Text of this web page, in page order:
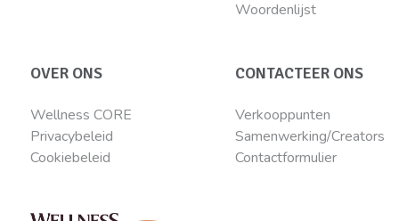
Woordenlijst
OVER ONS
Wellness CORE
Privacybeleid
Cookiebeleid
CONTACTEER ONS
Verkooppunten
Samenwerking/Creators
Contactformulier